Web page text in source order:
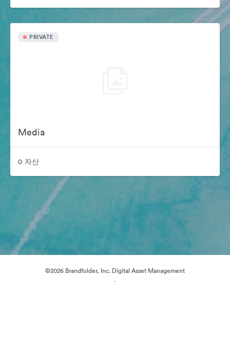
PRIVATE
Media
0 자산
©2026 Brandfolder, Inc. Digital Asset Management
·